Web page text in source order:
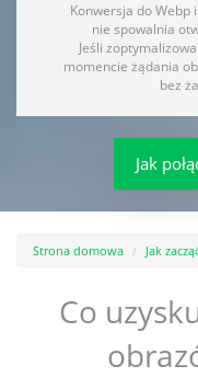
Konwersja do Webp
nie spowalnia
Jeśli
momencie żądania
bez
Jak
Strona domowa Jak
Co